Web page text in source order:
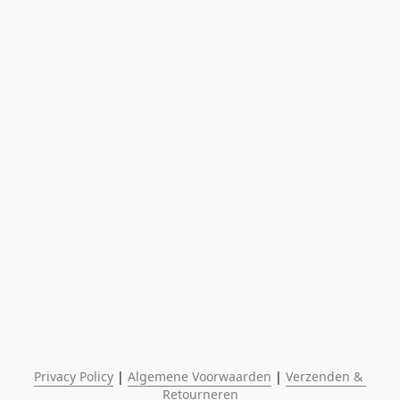
Privacy Policy | Algemene Voorwaarden | Verzenden &
Retourneren